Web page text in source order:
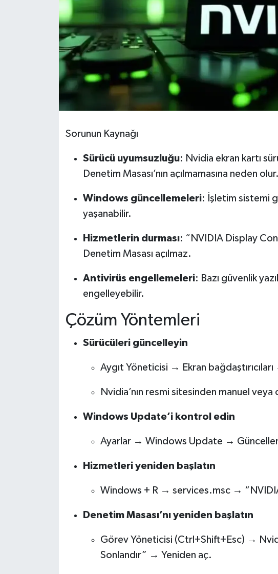
Sorunun Kaynağı
Sürücü uyumsuzluğu: Nvidia ekran kartı
Denetim Masası’nın açılmamasına neden olur.
Windows güncellemeleri: İşletim sistemi
yaşanabilir.
Hizmetlerin durması: “NVIDIA Display
Denetim Masası açılmaz.
Antivirüs engellemeleri: Bazı güvenlik
engelleyebilir.
Çözüm Yöntemleri
Sürücüleri güncelleyin
Aygıt Yöneticisi → Ekran
Nvidia’nın resmi sitesinden manuel
Windows Update’i kontrol edin
Ayarlar → Windows Update →
Hizmetleri yeniden başlatın
Windows + R → services.msc →
Denetim Masası’nı yeniden başlatın
Görev Yöneticisi (Ctrl+Shift+Esc) →
Sonlandır” → Yeniden aç.
POLİTİKA
RESMİ İLANLAR